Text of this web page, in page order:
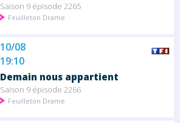
Saison 9 épisode 2265
Feuilleton Drame
10/08
19:10
Demain nous appartient
Saison 9 épisode 2266
Feuilleton Drame